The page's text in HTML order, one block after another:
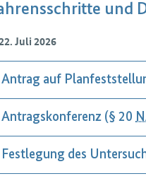
und
Juli 2026
Antrag auf
Antragskonferenz (§ 20
Festlegung des